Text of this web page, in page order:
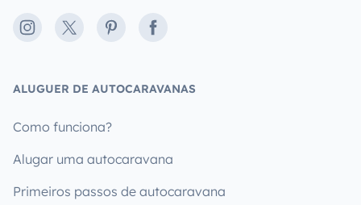
Instagram
X PinterestFacebook
ALUGUER DE AUTOCARAVANAS
Como funciona?
Alugar uma autocaravana
Primeiros passos de autocaravana